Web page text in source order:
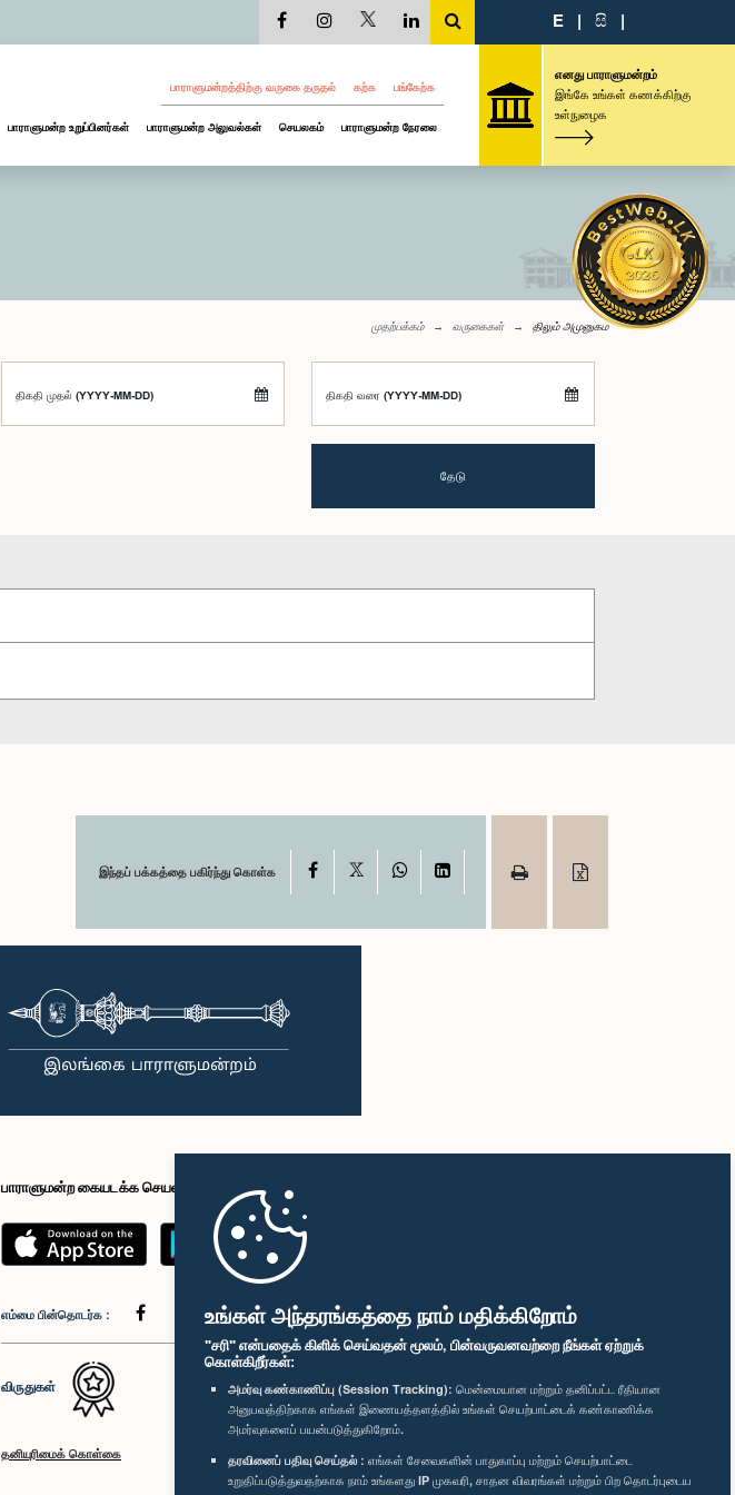
உங்கள் அந்தரங்கத்தை நாம் மதிக்கிறோம்
"சரி" என்பதைக் கிளிக் செய்வதன் மூலம், பின்வருவனவற்றை நீங்கள் ஏற்றுக்
கொள்கிறீர்கள்:
அமர்வு கண்காணிப்பு (Session Tracking): மென்மையான மற்றும் தனிப்பட்ட ரீதியான
அனுபவத்திற்காக எங்கள் இணையத்தளத்தில் உங்கள் செயற்பாட்டைக் கண்காணிக்க
அமர்வுகளைப் பயன்படுத்துகிறோம்.
தரவினைப் பதிவு செய்தல் : எங்கள் சேவைகளின் பாதுகாப்பு மற்றும் செயற்பாட்டை
உறுதிப்படுத்துவதற்காக நாம் உங்களது IP முகவரி, சாதன விவரங்கள் மற்றும் பிற தொடர்புடைய
E | සි |
பாராளுமன்றத்திற்கு வருகை தருதல் கற்க பங்கேற்க
பாராளுமன்ற உறுப்பினர்கள் பாராளுமன்ற அலுவல்கள் செயலகம் பாராளுமன்ற நேரலை
எனது பாராளுமன்றம்
இங்கே உங்கள் கணக்கிற்கு
உள்நுழைக
முதற்பக்கம் வருகைகள் திலும் அமுனுகம
திகதி முதல் (YYYY-MM-DD) திகதி வரை (YYYY-MM-DD)
தேடு
இந்தப் பக்கத்தை பகிர்ந்து கொள்க Facebook WhatsAppLinkedIn
பாராளுமன்ற கையடக்க செயலி
எம்மை பின்தொடர்க :
விருதுகள்
தனியுரிமைக் கொள்கை